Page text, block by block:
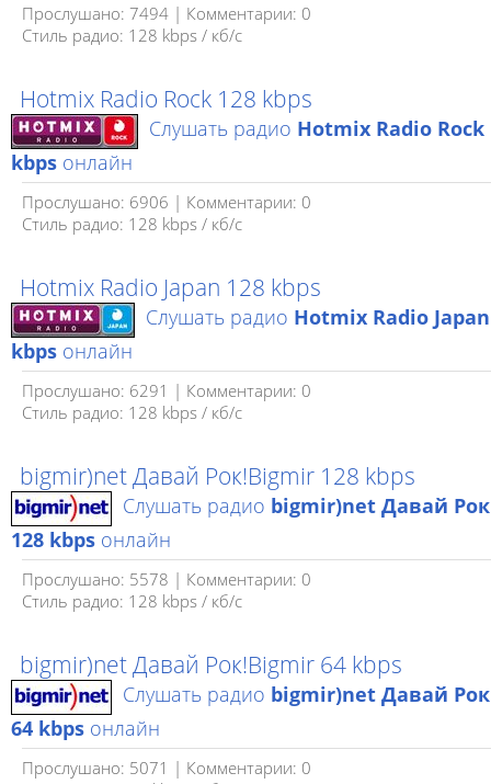
Прослушано: 7494 | Комментарии: 0
Стиль радио: 128 kbps / кб/c
Hotmix Radio Rock 128 kbps
Слушать радио Hotmix Radio Rock
kbps онлайн
Прослушано: 6906 | Комментарии: 0
Стиль радио: 128 kbps / кб/c
Hotmix Radio Japan 128 kbps
Слушать радио Hotmix Radio
kbps онлайн
Прослушано: 6291 | Комментарии: 0
Стиль радио: 128 kbps / кб/c
bigmir)net Давай Рок!Bigmir 128 kbps
Слушать радио bigmir)net Давай
128 kbps онлайн
Прослушано: 5578 | Комментарии: 0
Стиль радио: 128 kbps / кб/c
bigmir)net Давай Рок!Bigmir 64 kbps
Слушать радио bigmir)net Давай
64 kbps онлайн
Прослушано: 5071 | Комментарии: 0